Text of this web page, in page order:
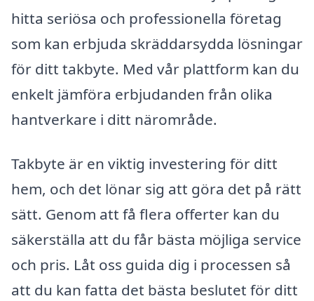
hitta seriösa och professionella företag
som kan erbjuda skräddarsydda lösningar
för ditt takbyte. Med vår plattform kan du
enkelt jämföra erbjudanden från olika
hantverkare i ditt närområde.
Takbyte är en viktig investering för ditt
hem, och det lönar sig att göra det på rätt
sätt. Genom att få flera offerter kan du
säkerställa att du får bästa möjliga service
och pris. Låt oss guida dig i processen så
att du kan fatta det bästa beslutet för ditt